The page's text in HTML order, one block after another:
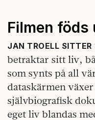
Filmen föds
JAN TROELL SITTER
betraktar sitt liv,
som synts på all
dataskärmen
självbiografisk
eget liv blandas